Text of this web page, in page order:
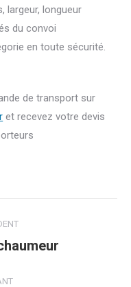
largeur, longueur
du convoi
en toute sécurité.
de transport sur
et recevez votre devis